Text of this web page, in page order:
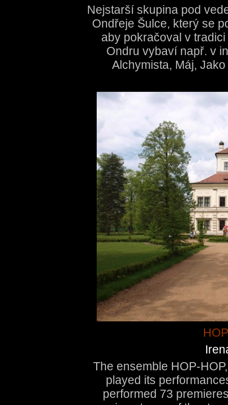
Nejstarší skupina pod
Ondřeje Šulce, který se
aby pokračoval v
Ondru vybaví např. v
Alchymista, Máj,
The ensemble HOP-
played its
performed 73